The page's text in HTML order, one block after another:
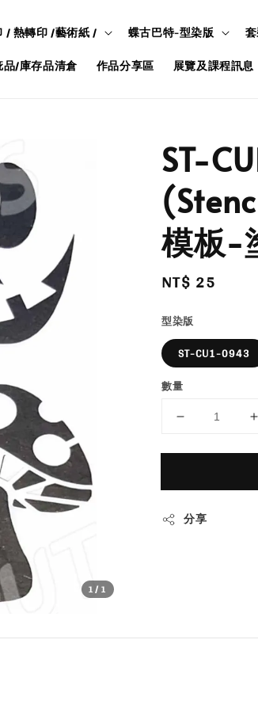
/ 熱轉印 /藝術紙 / 蝶古巴特-型染版
/庫存品清倉 作品分享區 展覽及課程訊息
1/1
ST-
模板-
Regular
NT$ 25
型染版
ST-CU1-0943
數量
分享